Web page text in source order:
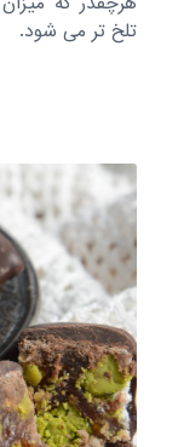
تلخ تر می شود.